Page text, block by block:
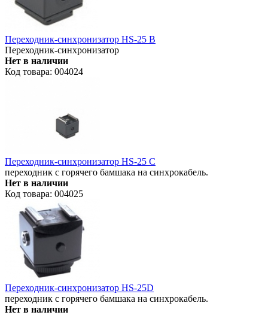
Переходник-синхронизатор HS-25 B
Переходник-синхронизатор
Нет в наличии
Код товара: 004024
Переходник-синхронизатор HS-25 C
переходник с горячего бамшака на синхрокабель.
Нет в наличии
Код товара: 004025
Переходник-синхронизатор HS-25D
переходник с горячего бамшака на синхрокабель.
Нет в наличии